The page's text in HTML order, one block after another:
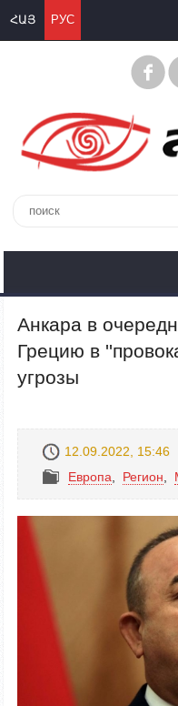
ՀԱՅ РУС
Анкара в
Грецию в
угрозы
12.09.2022, 15:46
Европа
Регион